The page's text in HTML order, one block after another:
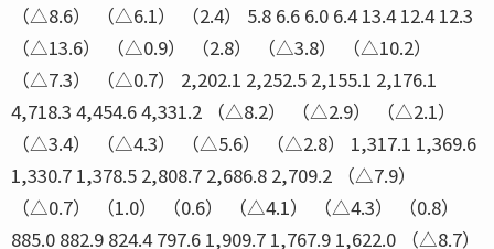
（△8.6） （△6.1） （2.4） 5.8 6.6 6.0 6.4 13.4 12.4 12.3
（△13.6） （△0.9） （2.8） （△3.8） （△10.2）
（△7.3） （△0.7） 2,202.1 2,252.5 2,155.1 2,176.1
4,718.3 4,454.6 4,331.2 （△8.2） （△2.9） （△2.1）
（△3.4） （△4.3） （△5.6） （△2.8） 1,317.1 1,369.6
1,330.7 1,378.5 2,808.7 2,686.8 2,709.2 （△7.9）
（△0.7） （1.0） （0.6） （△4.1） （△4.3） （0.8）
885.0 882.9 824.4 797.6 1,909.7 1,767.9 1,622.0 （△8.7）